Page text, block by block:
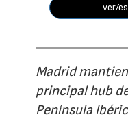
ver/
Madrid
principal hub
Península